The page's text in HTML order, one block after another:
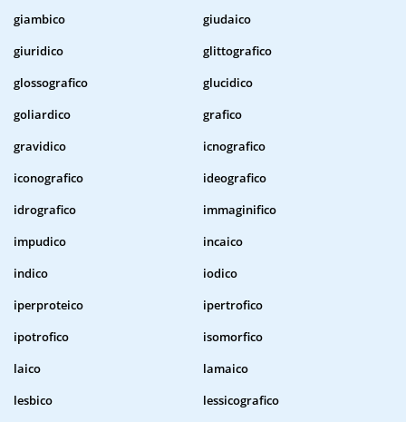
giambico
giudaico
giuridico
glittografico
glossografico
glucidico
goliardico
grafico
gravidico
icnografico
iconografico
ideografico
idrografico
immaginifico
impudico
incaico
indico
iodico
iperproteico
ipertrofico
ipotrofico
isomorfico
laico
lamaico
lesbico
lessicografico